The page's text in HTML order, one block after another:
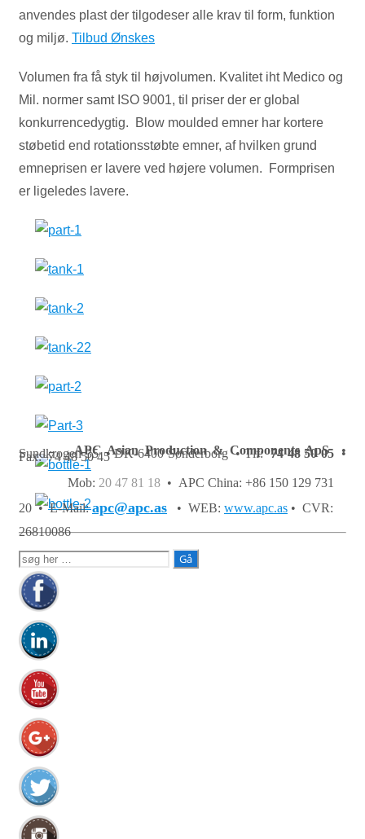
anvendes plast der tilgodeser alle krav til form, funktion
og miljø. Tilbud Ønskes
Volumen fra få styk til højvolumen. Kvalitet iht Medico og
Mil. normer samt ISO 9001, til priser der er global
konkurrencedygtig. Blow moulded emner har kortere
støbetid end rotationsstøbte emner, af hvilken grund
emneprisen er lavere ved højere volumen. Formprisen
er ligeledes lavere.
APC Asian Production & Components ApS•
Sundkrogen 35 • DK-6400 Sønderborg • Tlf:74 48 50 05•
Fax: 74 48 50 45
Mob: 20 47 81 18 • APC China: +86 150 129 731
20 •E-Mail:apc@apc.as • WEB: www.apc.as • CVR:
26810086
Søg
efter: